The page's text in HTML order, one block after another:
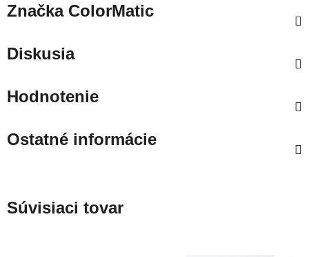
ZnačkaColorMatic
Diskusia
Hodnotenie
Ostatné informácie
Súvisiaci tovar